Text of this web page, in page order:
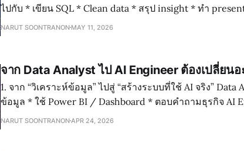
ไปกับ * เขียน SQL * Clean data * สรุป insight * ทำ presentation * อธิบาย
dashboard ให้คน non-tech Gen AI อาจยังแทน Analyst ไม่ได้แต่ช่วยลด งานดัง
NARUT SOONTRANON MAY 11, 2026
จาก Data Analyst ไป AI Engineer ต้องเปลี่ยนอ
1. จาก “วิเคราะห์ข้อมูล” ไปสู่ “สร้างระบบที่ใช้ AI จริง” Data Analyst * ใช้ SQL ดึง
ข้อมูล * ใช้ Power BI / Dashboard * ตอบคำถามธุรกิจ AI Engineer * สร้าง
model / ใช้ TensorFlow หรือ PyTorch * Deploy ให้ระบบใช้งานจริง * ดูแล
NARUT SOONTRANON APR 24, 2026